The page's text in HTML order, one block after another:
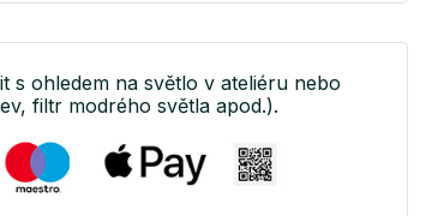
ohledem na světlo v ateliéru nebo
filtr modrého světla apod.).